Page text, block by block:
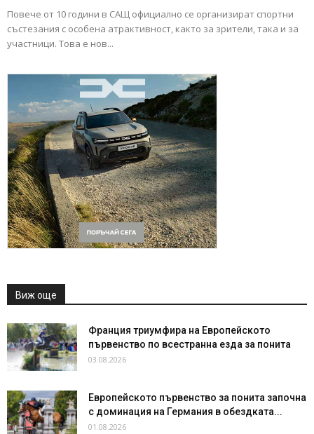
Повече от 10 години в САЩ официално се организират спортни
състезания с особена атрактивност, както за зрители, така и за
участници. Това е нов...
Виж още
Франция триумфира на Европейското
първенство по всестранна езда за понита
03.08.2026
Европейското първенство за понита започна
с доминация на Германия в обездката...
01.08.2026